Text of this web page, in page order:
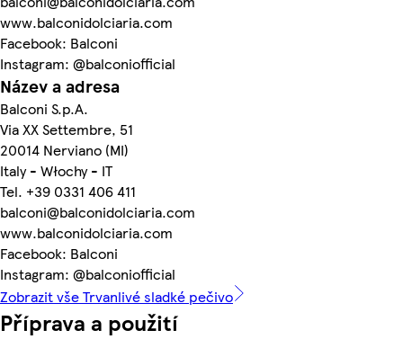
www.balconidolciaria.com
Facebook: Balconi
Instagram: @balconiofficial
Název a adresa
Balconi S.p.A.
Via XX Settembre, 51
20014 Nerviano (MI)
Italy - Włochy - IT
Tel. +39 0331 406 411
balconi@balconidolciaria.com
www.balconidolciaria.com
Facebook: Balconi
Instagram: @balconiofficial
Zobrazit vše Trvanlivé sladké pečivo
Příprava a použití